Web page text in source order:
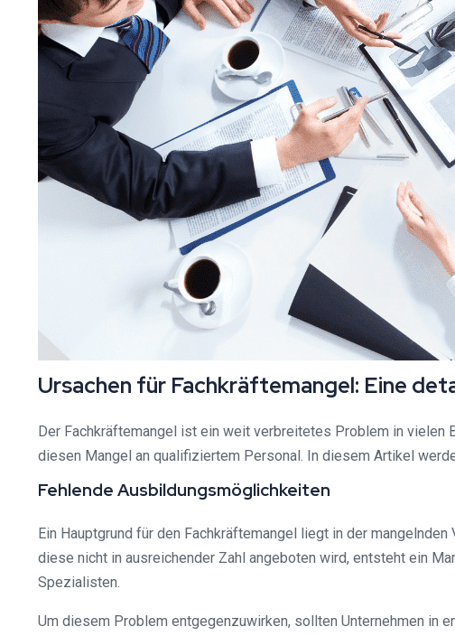
Ursachen für Fachkräftemangel: Eine
Der Fachkräftemangel ist ein weit verbreitetes Problem in vielen
diesen Mangel an qualifiziertem Personal. In diesem Artikel
Fehlende Ausbildungsmöglichkeiten
Ein Hauptgrund für den Fachkräftemangel liegt in der
diese nicht in ausreichender Zahl angeboten wird, entsteht ein
Spezialisten.
Um diesem Problem entgegenzuwirken, sollten Unternehmen in